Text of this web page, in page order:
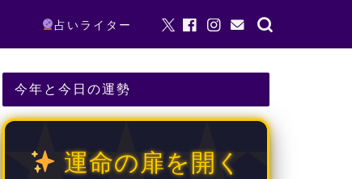
占いライター
今年と今日の運勢
運命の扉を開く